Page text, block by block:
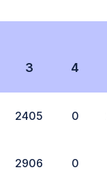
3 4
2405 0
2906 0